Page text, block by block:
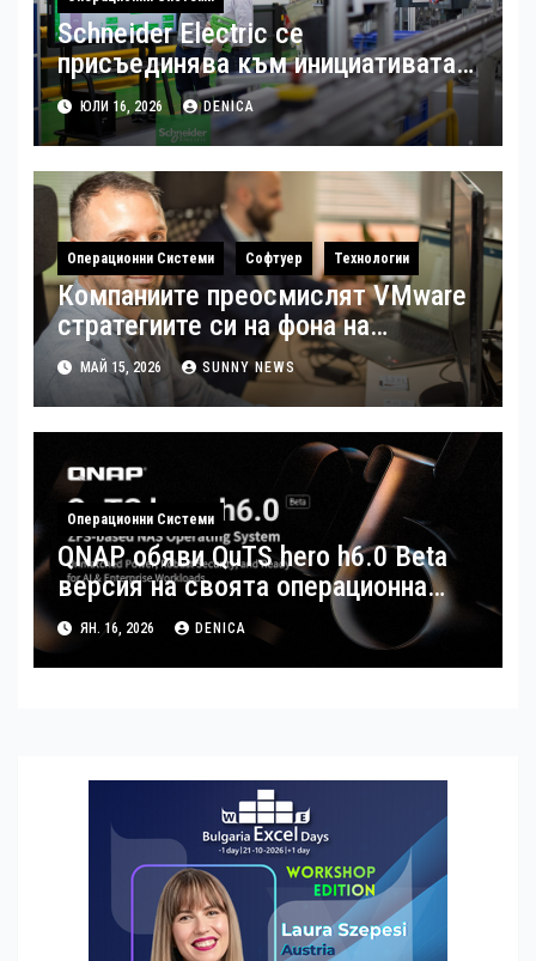
Schneider Electric се
присъединява към инициативата
на Световния икономически
форум за създаването на модел с
отворен код за дигиталната
трансформация на
производството
ЮЛИ 16, 2026 DENICA
Операционни Системи Софтуер Технологии
Компаниите преосмислят VMware
стратегиите си на фона на
растящите разходи за
виртуализация
МАЙ 15, 2026 SUNNY NEWS
Операционни Системи
QNAP обяви QuTS hero h6.0 Beta
версия на своята операционна
система
ЯН. 16, 2026 DENICA